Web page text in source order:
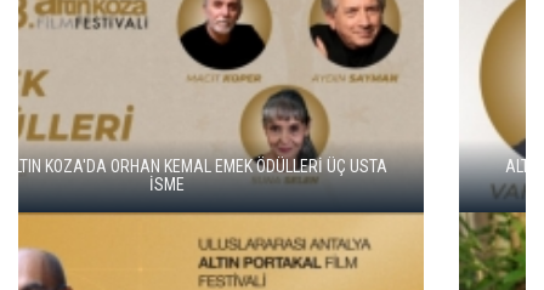
ALTIN KOZA'NIN ONUR ÖDÜLLERİ FERZAN ÖZPETEK VE VAHİDE
PERÇİN'İN